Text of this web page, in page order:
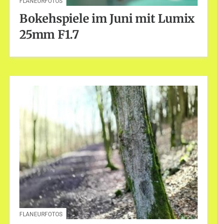
Bokehspiele im Juni mit Lumix
25mm F1.7
FLANEURFOTOS